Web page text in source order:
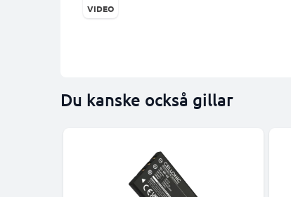
VIDEO
Du kanske också gillar